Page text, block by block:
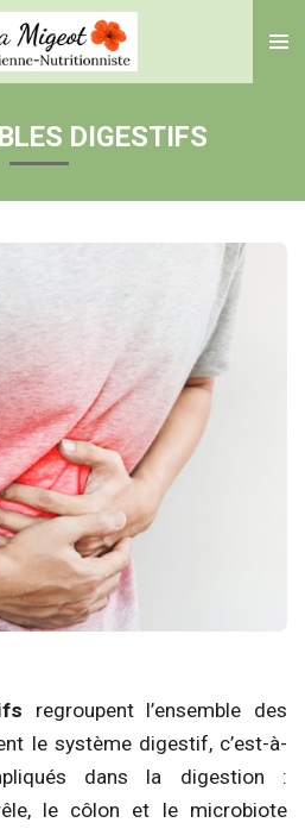
DIGESTIFS
regroupent l’ensemble des
le système digestif, c’est-à-
dans la digestion :
le côlon et le microbiote